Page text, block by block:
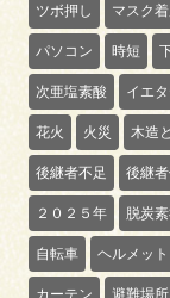
ツボ押し マスク着
パソコン 時短
次亜塩素酸 イエ
花火 火災 木造
後継者不足 後継
２０２５年 脱炭
自転車 ヘルメット